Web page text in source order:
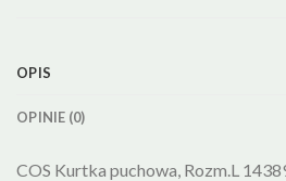
OPIS
OPINIE (0)
COS Kurtka puchowa, Rozm.L